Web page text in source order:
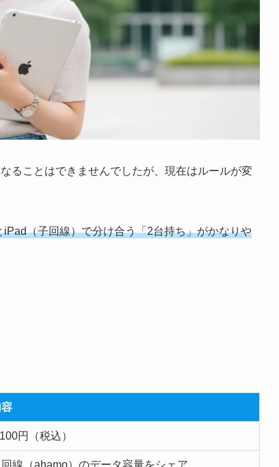
ることはできませんでしたが、現在はルールが変
（子回線）で分け合う「2台持ち」がかなりや
円（税込）
回線（ahamo）のデータ容量をシェア